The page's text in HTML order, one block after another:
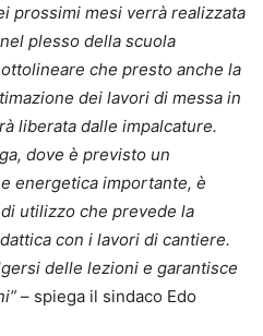
prossimi mesi verrà realizzata
plesso della scuola
che presto anche la
dei lavori di messa in
liberata dalle impalcature.
dove è previsto un
energetica importante, è
utilizzo che prevede la
con i lavori di cantiere.
delle lezioni e garantisce
– spiega il sindaco Edo